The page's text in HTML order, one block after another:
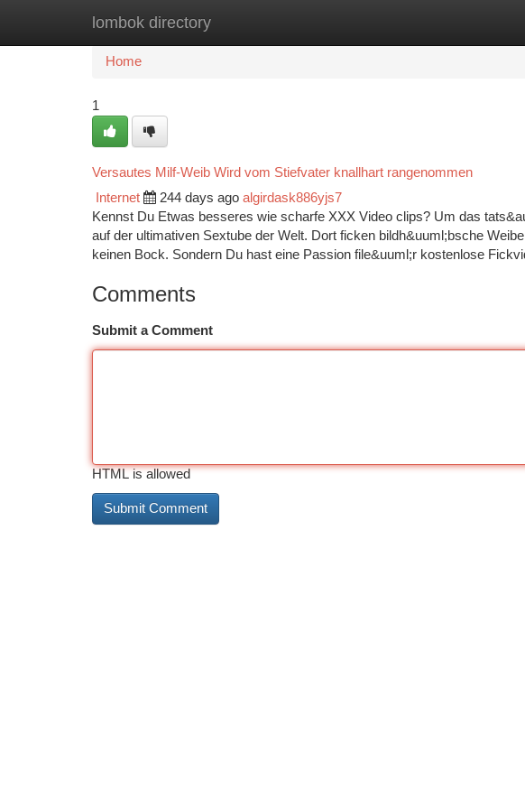
lombok directory
Home New Site Listings
Home
1
Versautes Milf-Weib Wird vom Stiefvater knallhart rangenommen
Internet 244 days ago algirdask886yjs7
Kennst Du Etwas besseres wie scharfe XXX Video clips? Um das
auf der ultimativen Sextube der Welt. Dort ficken bildh&uuml;bsche
keinen Bock. Sondern Du hast eine Passion file&uuml;r kostenlose
Comments
Submit a Comment
HTML is allowed